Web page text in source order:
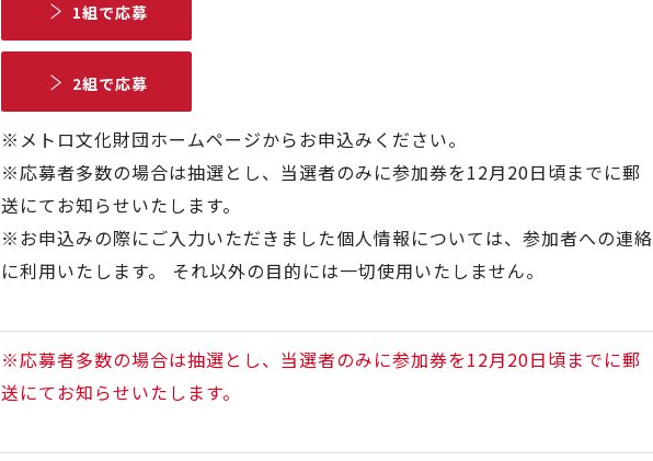
1組で応募
2組で応募
※メトロ文化財団ホームページからお申込みください。
※応募者多数の場合は抽選とし、当選者のみに参加券を12月20日頃までに郵
送にてお知らせいたします。
※お申込みの際にご入力いただきました個人情報については、参加者への連絡
に利用いたします。 それ以外の目的には一切使用いたしません。
※応募者多数の場合は抽選とし、当選者のみに参加券を12月20日頃までに郵
送にてお知らせいたします。